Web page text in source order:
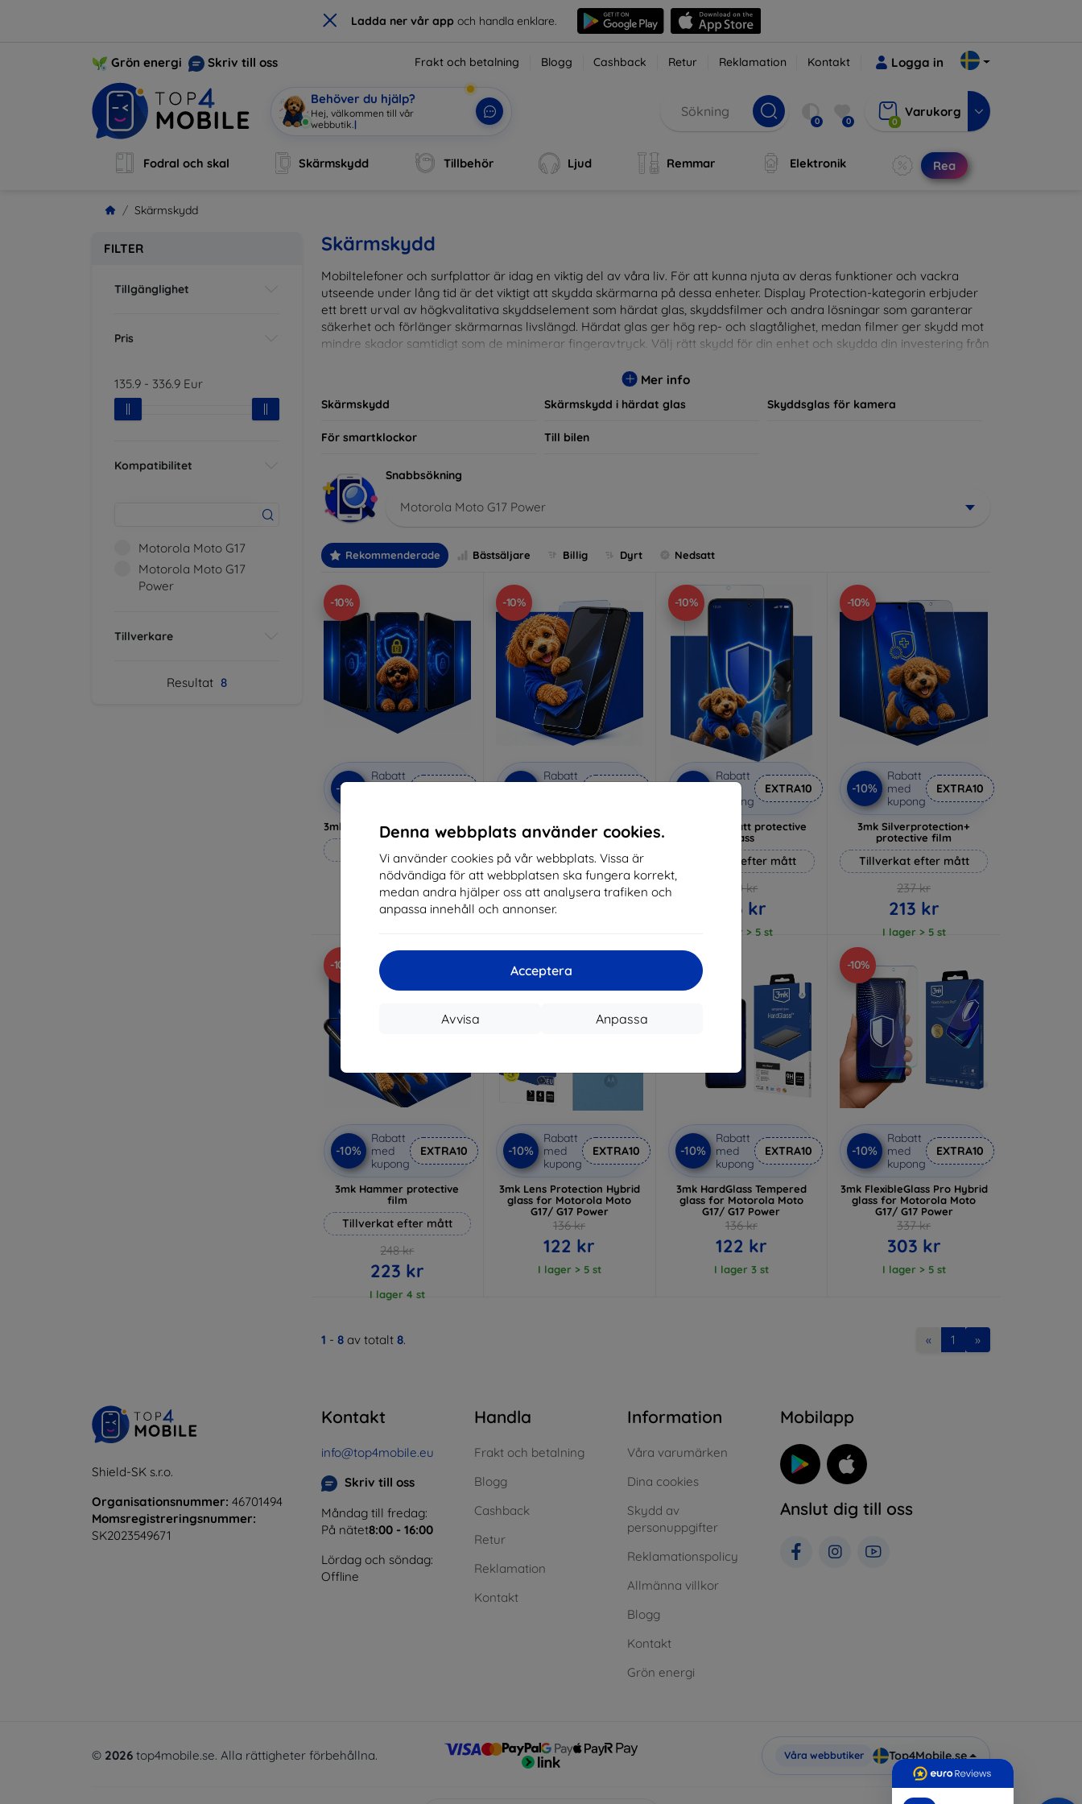
× Ladda ner vår app och handla enklare.
Denna webbplats använder cookies.
Vi använder cookies på vår webbplats. Vissa är
nödvändiga för att webbplatsen ska fungera korrekt,
medan andra hjälper oss att analysera trafiken och
anpassa innehåll och annonser.
Acceptera
Anpassa
Avvisa
Grön energi Skriv till oss Frakt och betalning Blogg Cashback Retur Reklamation Kontakt Logga in
Behöver du hjälp?
Hej, välkommen till vår 0 0 0
Varukorg
Fodral och skal Skärmskydd Tillbehör Ljud Remmar Elektronik Rea
Skärmskydd
FILTER
Tillgänglighet
Pris
135.9 - 336.9 Eur
Kompatibilitet
Motorola Moto G17
Motorola Moto G17
Power
Tillverkare
Resultat 8
Skärmskydd
Mobiltelefoner och surfplattor är idag en viktig del av våra liv. För att kunna njuta av deras funktioner och vackra
utseende under lång tid är det viktigt att skydda skärmarna på dessa enheter. Display Protection-kategorin erbjuder
ett brett urval av högkvalitativa skyddselement som härdat glas, skyddsfilmer och andra lösningar som garanterar
säkerhet och förlänger skärmarnas livslängd. Härdat glas ger hög rep- och slagtålighet, medan filmer ger skydd mot
mindre skador samtidigt som de minimerar fingeravtryck. Välj rätt skydd för din enhet och skydda din investering från
modeller, vilket säkerställer att varje kund hittar det perfekta skyddet för sin enhet.
Mer info
Skärmskydd Skärmskydd i härdat glas Skyddsglas för kamera
För smartklockor Till bilen
Snabbsökning
Motorola Moto G17 Power
Rekommenderade Bästsäljare Billig Dyrt Nedsatt
-10%
-10%
Rabatt
3mk Privacy protective glass
259 kr
233 kr
I lager 3 st
-10%
Rabatt
3mk Anti-Shock protective
glass
Tillverkat efter mått
214 kr
193 kr
-10%
Rabatt
kupong
EXTRA10
3mk Pure Matt protective
glass
Tillverkat efter mått
170 kr
153 kr
I lager > 5 st
-10%
-10%
Rabatt
med
kupong
EXTRA10
3mk Silverprotection+
protective film
Tillverkat efter mått
237 kr
213 kr
I lager > 5 st
-10%
-10%
Rabatt
med
kupong
EXTRA10
3mk Hammer protective
film
Tillverkat efter mått
248 kr
223 kr
I lager 4 st
-10%
-10%
Rabatt
med
kupong
EXTRA10
3mk Lens Protection Hybrid
glass for Motorola Moto
G17/ G17 Power
136 kr
122 kr
I lager > 5 st
-10%
Rabatt
med
kupong
EXTRA10
3mk HardGlass Tempered
glass for Motorola Moto
G17/ G17 Power
136 kr
122 kr
I lager 3 st
-10%
-10%
Rabatt
med
kupong
EXTRA10
3mk FlexibleGlass Pro Hybrid
glass for Motorola Moto
G17/ G17 Power
337 kr
303 kr
I lager > 5 st
1 - 8 av totalt 8. « 1 »
Shield-SK s.r.o.
Organisationsnummer: 46701494
Momsregistreringsnummer:
SK2023549671
Kontakt
info@top4mobile.eu
Skriv till oss
Måndag till fredag:
På nätet8:00 - 16:00
Lördag och söndag:
Offline
Handla
Frakt och betalning
Blogg
Cashback
Retur
Reklamation
Kontakt
Information
Våra varumärken
Dina cookies
Skydd av
personuppgifter
Reklamationspolicy
Allmänna villkor
Blogg
Kontakt
Grön energi
Mobilapp
Anslut dig till oss
© 2026 top4mobile.se. Alla rättigheter förbehållna. Våra webbutiker Top4Mobile.se